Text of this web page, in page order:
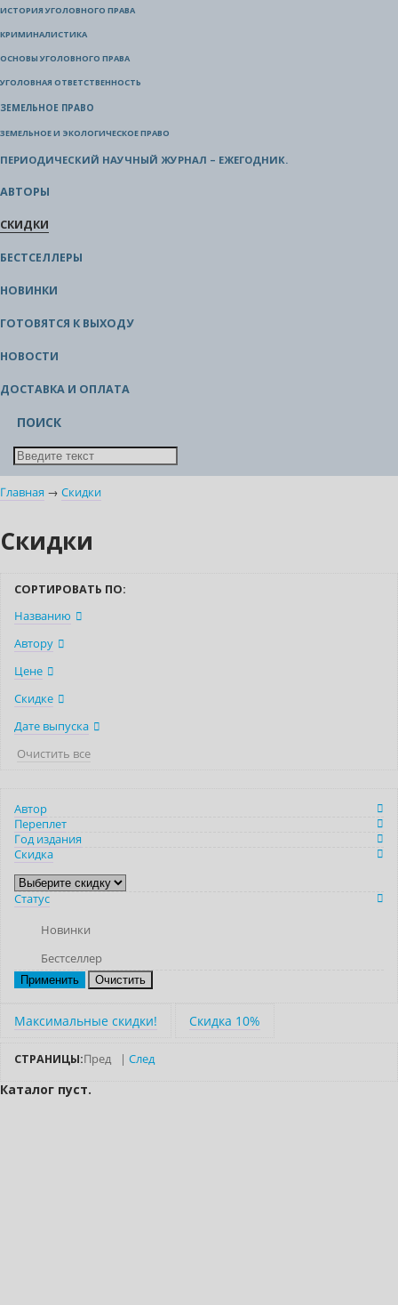
ИСТОРИЯ УГОЛОВНОГО ПРАВА
КРИМИНАЛИСТИКА
ОСНОВЫ УГОЛОВНОГО ПРАВА
УГОЛОВНАЯ ОТВЕТСТВЕННОСТЬ
ЗЕМЕЛЬНОЕ ПРАВО
ЗЕМЕЛЬНОЕ И ЭКОЛОГИЧЕСКОЕ ПРАВО
ПЕРИОДИЧЕСКИЙ НАУЧНЫЙ ЖУРНАЛ – ЕЖЕГОДНИК.
АВТОРЫ
СКИДКИ
БЕСТСЕЛЛЕРЫ
НОВИНКИ
ГОТОВЯТСЯ К ВЫХОДУ
НОВОСТИ
ДОСТАВКА И ОПЛАТА
ПОИСК
Главная → Скидки
Скидки
СОРТИРОВАТЬ ПО:
Названию
Автору
Цене
Скидке
Дате выпуска
Очистить все
Автор
Переплет
Год издания
Скидка
Статус
Новинки
Бестселлер
Очистить
Максимальные скидки! Скидка 10%
СТРАНИЦЫ:Пред | След
Каталог пуст.